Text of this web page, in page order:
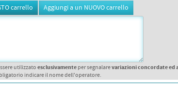
utilizzatoesclusivamenteper segnalarevariazioni concordate ed
indicare il nome dell'operatore.